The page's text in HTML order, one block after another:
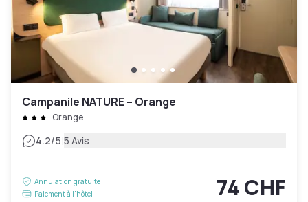
Campanile NATURE – Orange
Orange
4.2/5|5 Avis
Annulation gratuite
Paiement à l'hôtel
74 CHF